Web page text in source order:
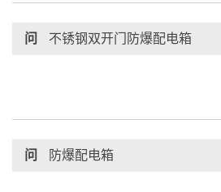
问 不锈钢双开门防爆配电箱
问 防爆配电箱